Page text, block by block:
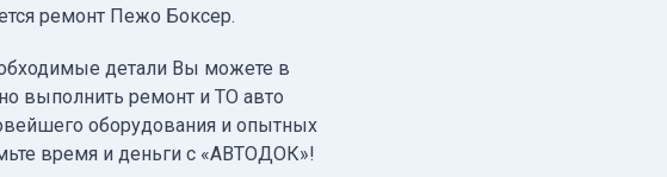
ремонт Пежо Боксер.
детали Вы можете в
выполнить ремонт и ТО авто
оборудования и опытных
время и деньги с «АВТОДОК»!